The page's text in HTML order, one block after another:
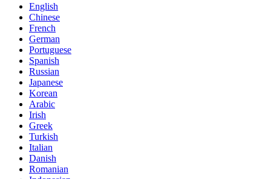
English
Chinese
French
German
Portuguese
Spanish
Russian
Japanese
Korean
Arabic
Irish
Greek
Turkish
Italian
Danish
Romanian